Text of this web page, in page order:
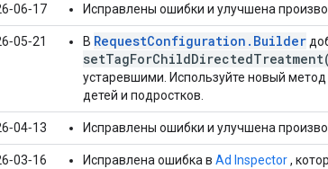
Исправлены ошибки и улучшена
В RequestConfiguration.Builder
устаревшими. Используйте новый
детей и подростков.
Исправлены ошибки и улучшена
Исправлена ​​ошибка в Ad Inspector,